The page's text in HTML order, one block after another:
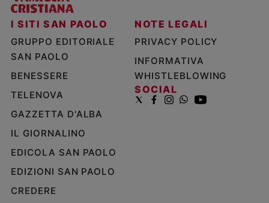
I SITI SAN PAOLO
GRUPPO EDITORIALE
SAN PAOLO
BENESSERE
TELENOVA
GAZZETTA D'ALBA
IL GIORNALINO
EDICOLA SAN PAOLO
EDIZIONI SAN PAOLO
CREDERE
NOTE LEGALI
PRIVACY POLICY
INFORMATIVA
WHISTLEBLOWING
SOCIAL